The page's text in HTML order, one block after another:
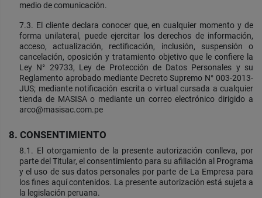
medio de comunicación.
7.3. El cliente declara conocer que, en cualquier momento y de
forma unilateral, puede ejercitar los derechos de información,
acceso, actualización, rectificación, inclusión, suspensión o
cancelación, oposición y tratamiento objetivo que le confiere la
Ley N° 29733, Ley de Protección de Datos Personales y su
Reglamento aprobado mediante Decreto Supremo N° 003-2013-
JUS; mediante notificación escrita o virtual cursada a cualquier
tienda de MASISA o mediante un correo electrónico dirigido a
arco@masisac.com.pe
8. CONSENTIMIENTO
8.1. El otorgamiento de la presente autorización conlleva, por
parte del Titular, el consentimiento para su afiliación al Programa
y el uso de sus datos personales por parte de La Empresa para
los fines aquí contenidos. La presente autorización está sujeta a
la legislación peruana.